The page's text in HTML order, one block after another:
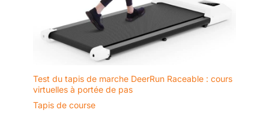
parfait pour aménager une salle
de sport à domicile ou comme
cadeau attentionné pour les
adultes sportifs. Notre équipe
de professionnels est
claires et utiles, vous
Test du tapis de marche DeerRun Raceable : cours
virtuelles à portée de pas
Tapis de course